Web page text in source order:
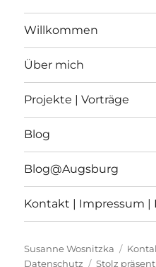
Willkommen
Über mich
Projekte | Vorträge
Blog
Blog@Augsburg
Kontakt | Impressum |
Susanne Wosnitzka
Datenschutz
Stolz